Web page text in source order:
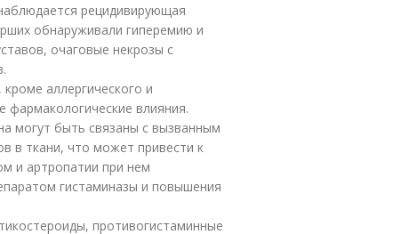
рецидивирующая
обнаруживали гиперемию и
очаговые некрозы с
аллергического и
фармакологические влияния.
могут быть связаны с вызванным
в ткани, что может привести к
и артропатии при нем
гистаминазы и повышения
противогистаминные